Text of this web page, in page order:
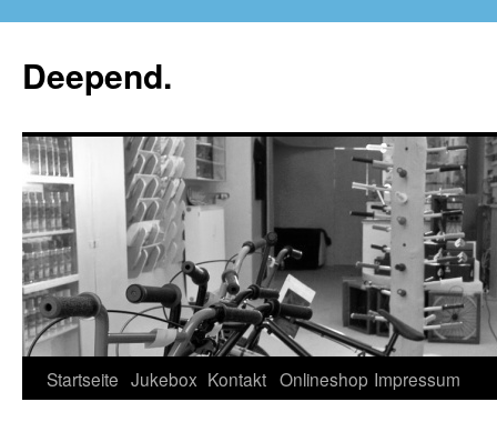
Deepend.
Startseite Jukebox Kontakt Onlineshop Impressum